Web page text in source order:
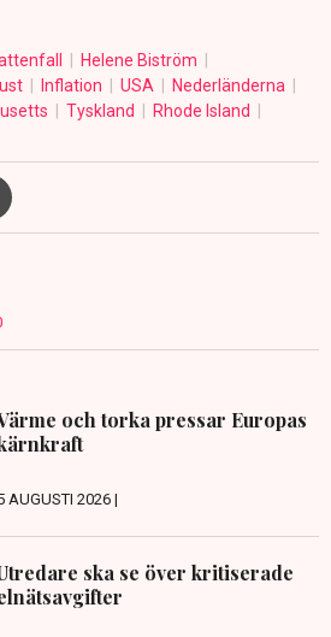
Helene Biström
Inflation USA
Nederländerna
Tyskland
Rhode Island
och torka pressar Europas
AUGUSTI 2026 |
ska se över kritiserade